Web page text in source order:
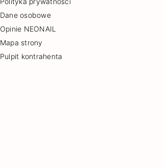
Dane osobowe
Opinie NEONAIL
Mapa strony
Pulpit kontrahenta